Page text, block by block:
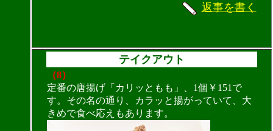
返事を書く
テイクアウト
（8）
定番の唐揚げ「カリッともも」、1個￥151で
す。その名の通り、カラッと揚がっていて、大
きめで食べ応えもあります。